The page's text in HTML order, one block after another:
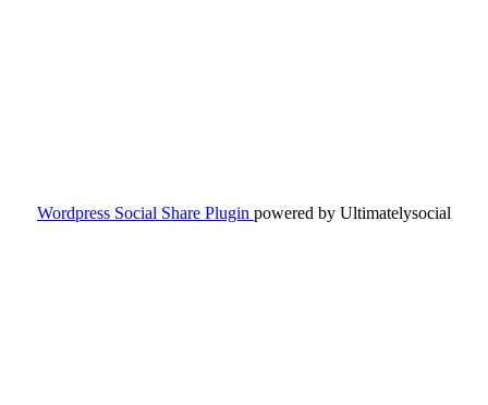
Wordpress Social Share Plugin powered by Ultimatelysocial